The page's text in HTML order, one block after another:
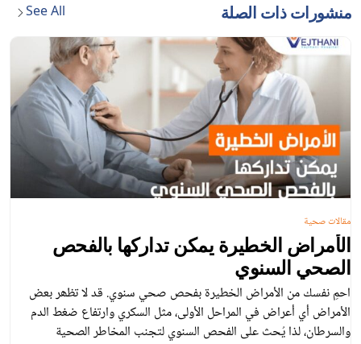
منشورات ذات الصلة See All
الأمراض الخطیرة یمكن تداركھا بالفحص
الصحي السنوي
احمِ نفسك من الأمراض الخطیرة بفحص صحي سنوي. قد لا تظھر بعض
الأمراض أي أعراض في المراحل الأولى، مثل السكري وارتفاع ضغط الدم
والسرطان، لذا یُحث على الفحص السنوي لتجنب المخاطر الصحیة
مقالات صحية